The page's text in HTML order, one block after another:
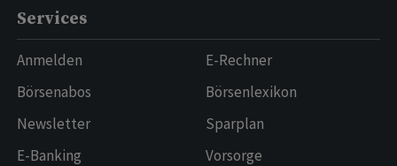
Services
Anmelden
Börsenabos
Newsletter
E-Banking
E-Rechner
Börsenlexikon
Sparplan
Vorsorge